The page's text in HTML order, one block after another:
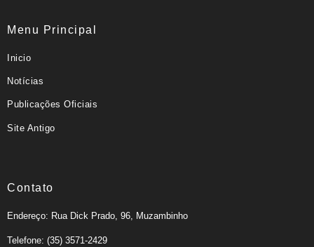
Menu Principal
Inicio
Notícias
Publicações Oficiais
Site Antigo
Contato
Endereço: Rua Dick Prado, 96, Muzambinho
Telefone: (35) 3571-2429